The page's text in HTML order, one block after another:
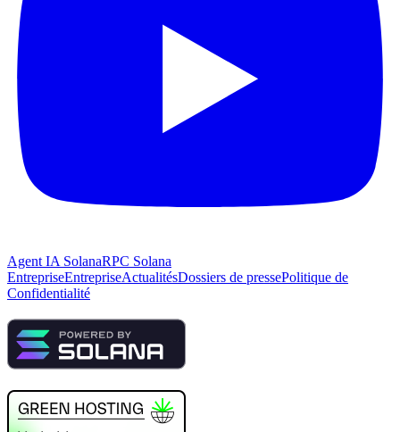
Agent IA SolanaRPC Solana
EntrepriseEntrepriseActualitésDossiers de pressePolitique de
Confidentialité